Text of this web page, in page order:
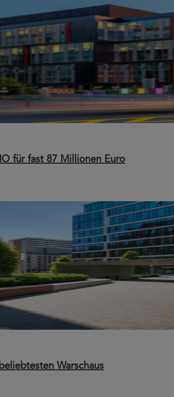
für fast 87 Millionen Euro
Warschaus